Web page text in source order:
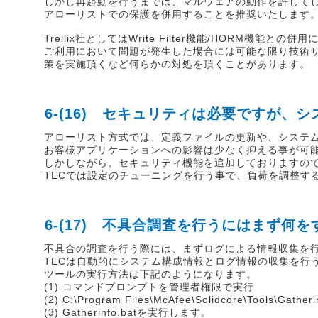
アローリストでの保護を併用することを推奨いたします
Trellix社としてはWrite Filter機能/HORM機能との併用
ご利用において問題が発生した場合には可能な限り技
策を実施頂くなど何らかの対処を頂くことがあります。
6-(16) セキュリティは必要ですが、シ
アローリスト方式では、定義ファイルの更新や、シス
お客様アプリケーションへの影響は少なく抑える事が可
しかしながら、セキュリティ機能を追加しておりますの
TECでは設定のチューニングを行う事で、負荷を調整す
6-(17) 不具合調査を行うにはまず何を
不具合の調査を行う際には、まずログによる情報収集を
TECは自動的にシステム構成情報とログ情報の収集を
ツールの実行方法は下記のようになります。
(1) コマンドプロンプトを管理者権限で実行
(2) C:\Program
(3) Gatherinfo.batを実行します。